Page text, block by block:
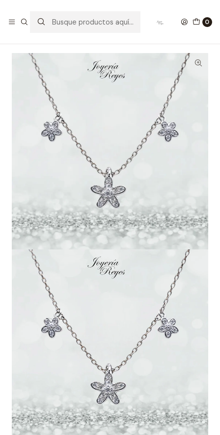
0
Cadena de Plata Rodinada Fabricación Italiana 925 modelo
10601FNSWSH1